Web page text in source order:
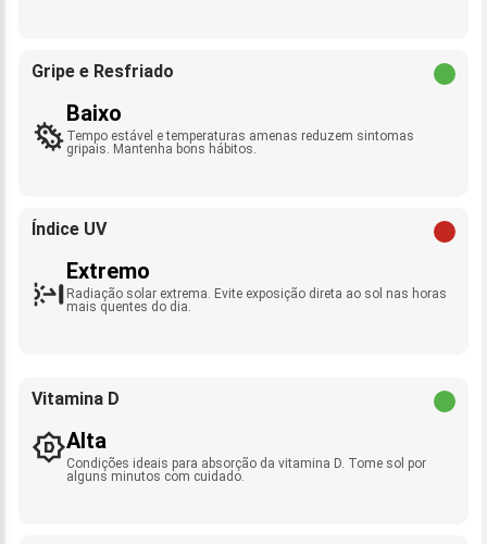
Gripe e Resfriado
Baixo
Tempo estável e temperaturas amenas reduzem sintomas
gripais. Mantenha bons hábitos.
Índice UV
Extremo
Radiação solar extrema. Evite exposição direta ao sol nas horas
mais quentes do dia.
Vitamina D
Alta
Condições ideais para absorção da vitamina D. Tome sol por
alguns minutos com cuidado.